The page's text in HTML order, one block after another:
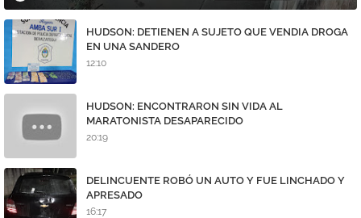
HUDSON: DETIENEN A SUJETO QUE VENDIA DROGA
EN UNA SANDERO
12:10
HUDSON: ENCONTRARON SIN VIDA AL
MARATONISTA DESAPARECIDO
20:19
DELINCUENTE ROBÓ UN AUTO Y FUE LINCHADO Y
APRESADO
16:17